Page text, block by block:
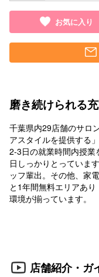
お気に入り
磨き続けられる
千葉県内29店舗のサロ
アスタイルを提供する
2-3日の就業時間内授業
日しっかりとっていま
ッフ輩出。その他、家
と1年間無料エリアあ
環境が揃っています。
店舗紹介・ガ